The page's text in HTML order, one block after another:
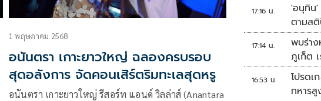
1 พฤษภาคม 2568
อนันตรา เกาะยาวใหญ่ ฉลองครบรอบ
สุดอลังการ จัดคอนเสิร์ตริมทะเลสุดหรู
อนันตรา เกาะยาวใหญ่ รีสอร์ท แอนด์ วิลล่าส์ (Anantara
17:16 น.
'อนุทิน
ตามส
ท้องถิ่น
17:14 น.
พบร่า
ภูเก็ต
16:53 น.
โปรด
ทหาร